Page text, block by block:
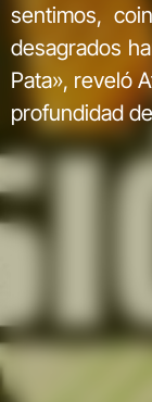
sentimos,
desagrados
Pata», reveló
profundidad